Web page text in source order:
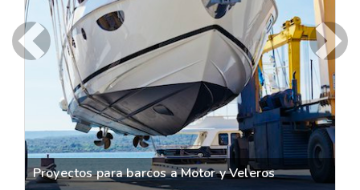
Proyectos para barcos a Motor y Veleros
Previous Next